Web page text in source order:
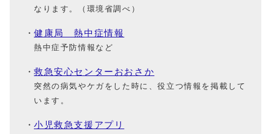
なります。（環境省調べ）
健康局 熱中症情報
熱中症予防情報など
救急安心センターおおさか
突然の病気やケガをした時に、役立つ情報を掲載して
います。
小児救急支援アプリ